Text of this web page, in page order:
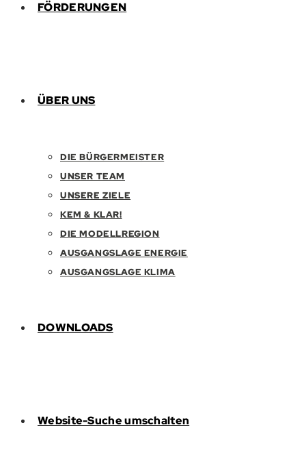
FÖRDERUNGEN
ÜBER UNS
DIE BÜRGERMEISTER
UNSER TEAM
UNSERE ZIELE
KEM & KLAR!
DIE MODELLREGION
AUSGANGSLAGE ENERGIE
AUSGANGSLAGE KLIMA
DOWNLOADS
Website-Suche umschalten